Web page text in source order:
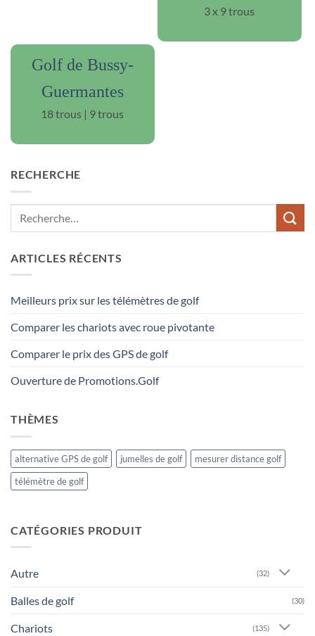
3 x 9 trous
Golf de Bussy-
Guermantes
18 trous | 9 trous
RECHERCHE
ARTICLES RÉCENTS
Meilleurs prix sur les télémètres de golf
Comparer les chariots avec roue pivotante
Comparer le prix des GPS de golf
Ouverture de Promotions.Golf
THÈMES
alternative GPS de golf jumelles de golf
mesurer distance golf
télémètre de golf
CATÉGORIES PRODUIT
Autre (32)
Balles de golf (30)
Chariots (135)